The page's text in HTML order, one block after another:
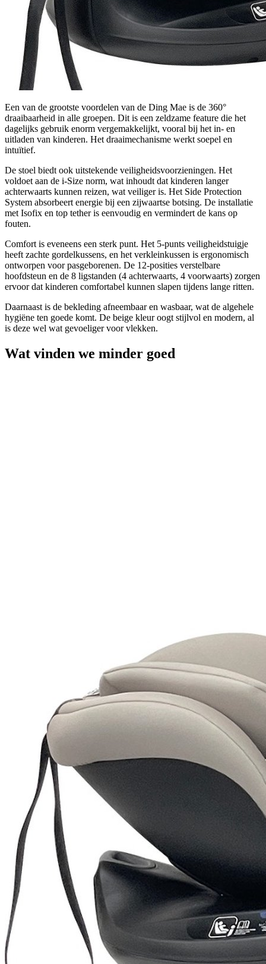
Een van de grootste voordelen van de Ding Mae is de 360°
draaibaarheid in alle groepen. Dit is een zeldzame feature die het
dagelijks gebruik enorm vergemakkelijkt, vooral bij het in- en
uitladen van kinderen. Het draaimechanisme werkt soepel en
intuïtief.
De stoel biedt ook uitstekende veiligheidsvoorzieningen. Het
voldoet aan de i-Size norm, wat inhoudt dat kinderen langer
achterwaarts kunnen reizen, wat veiliger is. Het Side Protection
System absorbeert energie bij een zijwaartse botsing. De installatie
met Isofix en top tether is eenvoudig en vermindert de kans op
fouten.
Comfort is eveneens een sterk punt. Het 5-punts veiligheidstuigje
heeft zachte gordelkussens, en het verkleinkussen is ergonomisch
ontworpen voor pasgeborenen. De 12-posities verstelbare
hoofdsteun en de 8 ligstanden (4 achterwaarts, 4 voorwaarts) zorgen
ervoor dat kinderen comfortabel kunnen slapen tijdens lange ritten.
Daarnaast is de bekleding afneembaar en wasbaar, wat de algehele
hygiëne ten goede komt. De beige kleur oogt stijlvol en modern, al
is deze wel wat gevoeliger voor vlekken.
Wat vinden we minder goed